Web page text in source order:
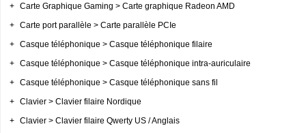
+ Carte Graphique Gaming > Carte graphique Radeon AMD
+ Carte port parallèle > Carte parallèle PCIe
+ Casque téléphonique > Casque téléphonique filaire
+ Casque téléphonique > Casque téléphonique intra-auriculaire
+ Casque téléphonique > Casque téléphonique sans fil
+ Clavier > Clavier filaire Nordique
+ Clavier > Clavier filaire Qwerty US / Anglais